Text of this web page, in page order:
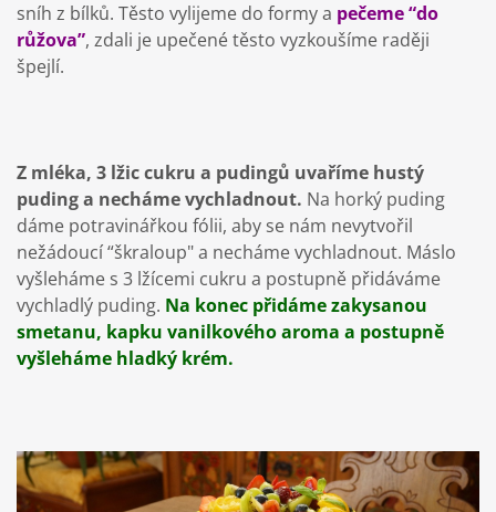
sníh z bílků. Těsto vylijeme do formy a pečeme “do
růžova”, zdali je upečené těsto vyzkoušíme raději
špejlí.
Z mléka, 3 lžic cukru a pudingů uvaříme hustý
puding a necháme vychladnout. Na horký puding
dáme potravinářkou fólii, aby se nám nevytvořil
nežádoucí “škraloup" a necháme vychladnout. Máslo
vyšleháme s 3 lžícemi cukru a postupně přidáváme
vychladlý puding. Na konec přidáme zakysanou
smetanu, kapku vanilkového aroma a postupně
vyšleháme hladký krém.